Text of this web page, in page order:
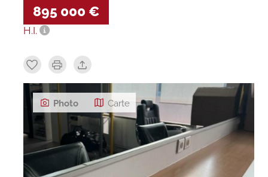
Photo Carte
895 000 €
H.I.